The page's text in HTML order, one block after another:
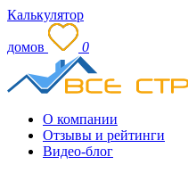
Калькулятор
домов 0
О компании
Отзывы и рейтинги
Видео-блог